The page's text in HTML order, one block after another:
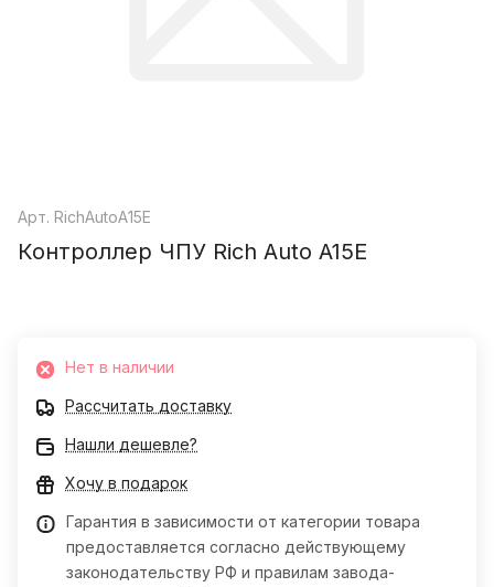
Арт. RichAutoA15E
Контроллер ЧПУ Rich Auto A15E
Нет в наличии
Рассчитать доставку
Нашли дешевле?
Хочу в подарок
Гарантия в зависимости от категории товара
предоставляется согласно действующему
законодательству РФ и правилам завода-